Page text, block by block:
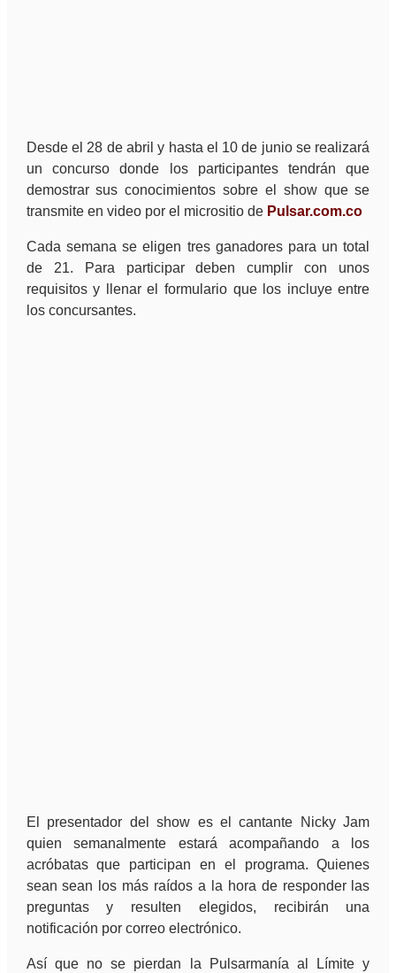
Desde el 28 de abril y hasta el 10 de junio se realizará
un concurso donde los participantes tendrán que
demostrar sus conocimientos sobre el show que se
transmite en video por el micrositio de Pulsar.com.co
Cada semana se eligen tres ganadores para un total
de 21. Para participar deben cumplir con unos
requisitos y llenar el formulario que los incluye entre
los concursantes.
El presentador del show es el cantante Nicky Jam
quien semanalmente estará acompañando a los
acróbatas que participan en el programa. Quienes
sean sean los más raídos a la hora de responder las
preguntas y resulten elegidos, recibirán una
notificación por correo electrónico.
Así que no se pierdan la Pulsarmanía al Límite y